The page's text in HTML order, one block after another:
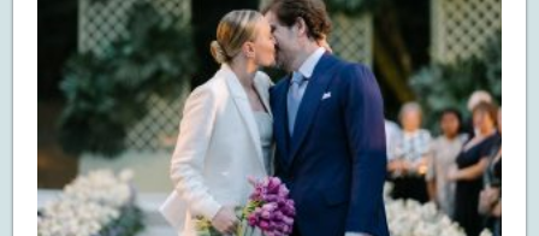
COZINHA
DECORAÇÃO
DE NOIVA PRA NOIVA
S.O.S CASADAS
FALE COM O SAY I DO